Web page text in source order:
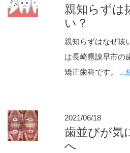
親知らずは
い？
親知らずはなぜ抜
は長崎県諌早市の
矯正歯科です。 ...
2021/06/18
歯並びが気
へ